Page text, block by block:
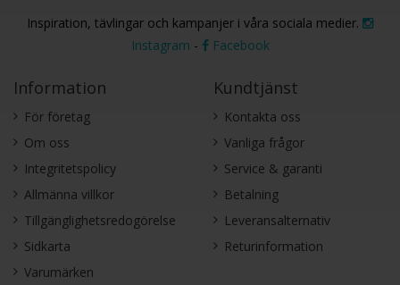
Inspiration, tävlingar och kampanjer i våra sociala medier.
Instagram - Facebook
Information
För företag
Om oss
Integritetspolicy
Allmänna villkor
Tillgänglighetsredogörelse
Sidkarta
Varumärken
Kundtjänst
Kontakta oss
Vanliga frågor
Service & garanti
Betalning
Leveransalternativ
Returinformation